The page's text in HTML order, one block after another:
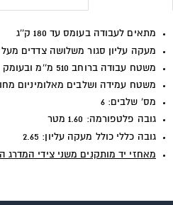
מתאים לעבודה בעומס עד 180 ק''ג
מעקה עליון סגור משלושה צדדים
משטח עבודה ברוחב 510 מ''מ ובעומק 300 מ''מ. שלבים בעומק 64 מ''מ
משטח עמידה ושלבים מאלומיניום
מס' שלבים: 6
גובה פלטפורמה: 1.60 מטר
גובה כללי כולל מעקה עליון: 2.65
מאחזי יד מותקנים משני צידי המדרג החל